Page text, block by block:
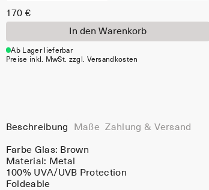
170 €
In den Warenkorb
Ab Lager lieferbar
Preise inkl. MwSt. zzgl. Versandkosten
Beschreibung Maße Zahlung & Versand
Farbe Glas: Brown
Material: Metal
100% UVA/UVB Protection
Foldeable